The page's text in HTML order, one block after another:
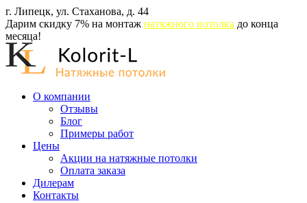
Перейти
к
содержанию
г. Липецк, ул. Стаханова, д. 44
Дарим скидку 7% на монтаж натяжного потолка до конца
месяца!
О компании
Отзывы
Блог
Примеры работ
Цены
Акции на натяжные потолки
Оплата заказа
Дилерам
Контакты